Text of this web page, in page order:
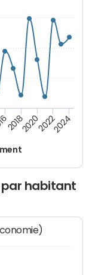
2018202020222024
par habitant